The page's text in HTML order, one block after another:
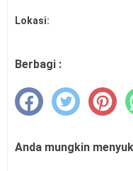
Lokasi:
Berbagi :
Anda mungkin